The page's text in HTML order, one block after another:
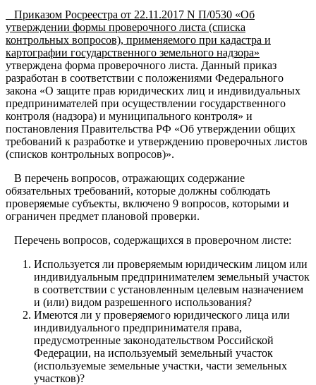
Приказом Росреестра от 22.11.2017 N П/0530 «Об
утверждении формы проверочного листа (списка
контрольных вопросов), применяемого при кадастра и
картографии государственного земельного надзора»
утверждена форма проверочного листа. Данный приказ
разработан в соответствии с положениями Федерального
закона «О защите прав юридических лиц и индивидуальных
предпринимателей при осуществлении государственного
контроля (надзора) и муниципального контроля» и
постановления Правительства РФ «Об утверждении общих
требований к разработке и утверждению проверочных листов
(списков контрольных вопросов)».
В перечень вопросов, отражающих содержание
обязательных требований, которые должны соблюдать
проверяемые субъекты, включено 9 вопросов, которыми и
ограничен предмет плановой проверки.
Перечень вопросов, содержащихся в проверочном листе:
Используется ли проверяемым юридическим лицом или
индивидуальным предпринимателем земельный участок
в соответствии с установленным целевым назначением
и (или) видом разрешенного использования?
Имеются ли у проверяемого юридического лица или
индивидуального предпринимателя права,
предусмотренные законодательством Российской
Федерации, на используемый земельный участок
(используемые земельные участки, части земельных
участков)?